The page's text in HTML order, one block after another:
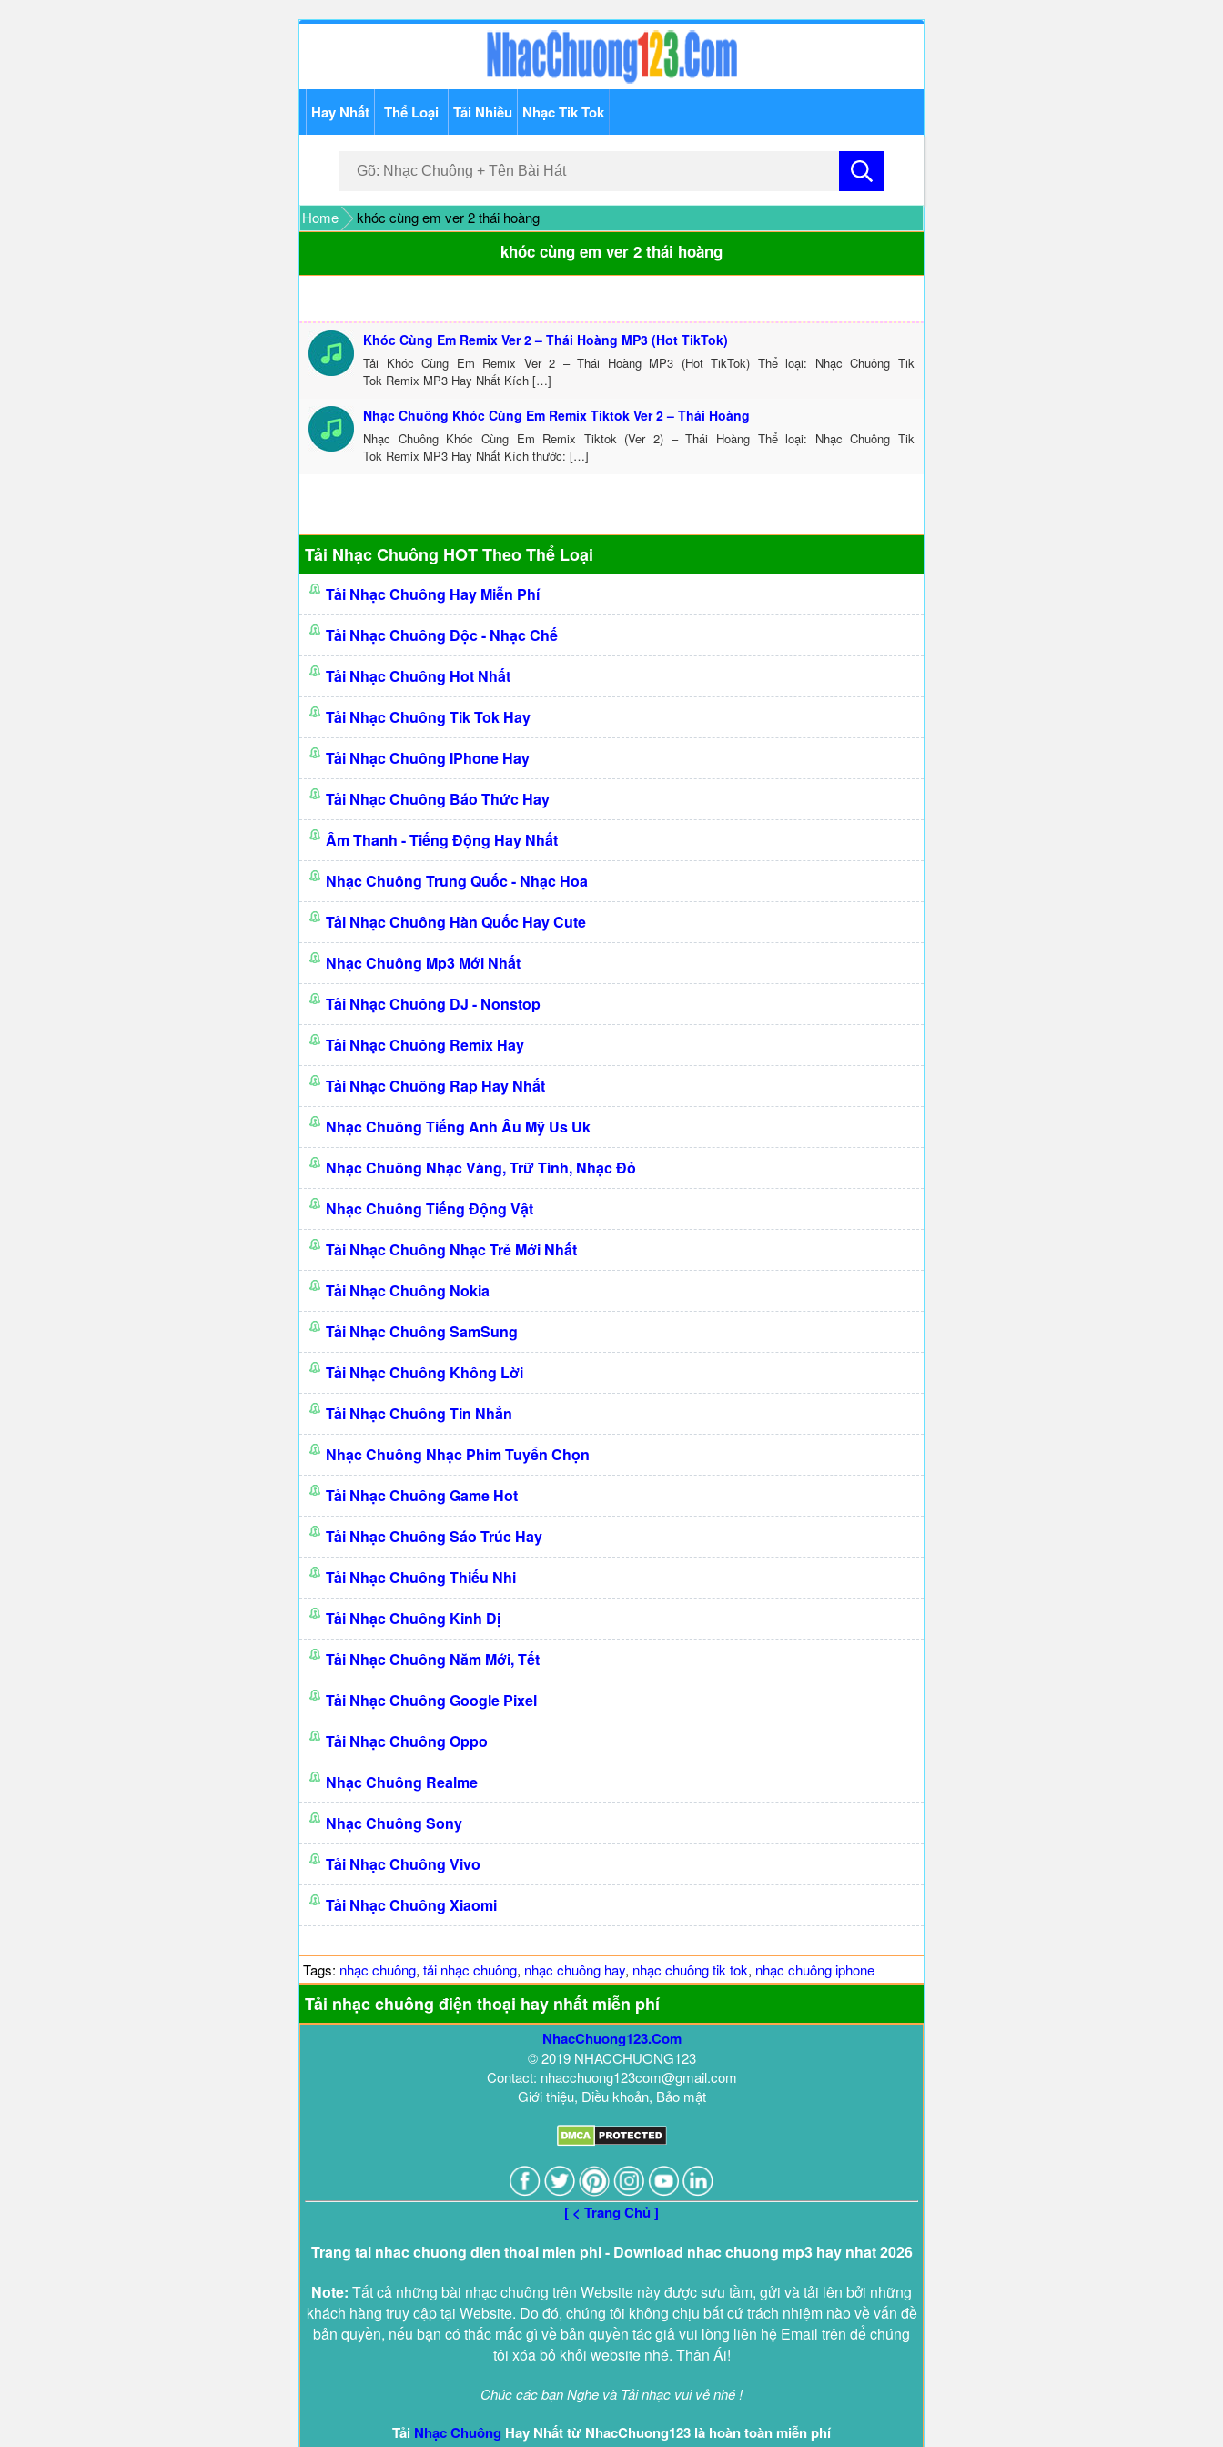
Hay Nhất Thể Loại Tải Nhiều Nhạc Tik Tok
Home khóc cùng em ver 2 thái hoàng
khóc cùng em ver 2 thái hoàng
Khóc Cùng Em Remix Ver 2 – Thái Hoàng MP3 (Hot TikTok)
Tải Khóc Cùng Em Remix Ver 2 – Thái Hoàng MP3 (Hot TikTok) Thể loại: Nhạc Chuông Tik
Tok Remix MP3 Hay Nhất Kích […]
Nhạc Chuông Khóc Cùng Em Remix Tiktok Ver 2 – Thái Hoàng
Nhạc Chuông Khóc Cùng Em Remix Tiktok (Ver 2) – Thái Hoàng Thể loại: Nhạc Chuông Tik
Tok Remix MP3 Hay Nhất Kích thước: […]
Tải Nhạc Chuông HOT Theo Thể Loại
Tải Nhạc Chuông Hay Miễn Phí
Tải Nhạc Chuông Độc - Nhạc Chế
Tải Nhạc Chuông Hot Nhất
Tải Nhạc Chuông Tik Tok Hay
Tải Nhạc Chuông IPhone Hay
Tải Nhạc Chuông Báo Thức Hay
Âm Thanh - Tiếng Động Hay Nhất
Nhạc Chuông Trung Quốc - Nhạc Hoa
Tải Nhạc Chuông Hàn Quốc Hay Cute
Nhạc Chuông Mp3 Mới Nhất
Tải Nhạc Chuông DJ - Nonstop
Tải Nhạc Chuông Remix Hay
Tải Nhạc Chuông Rap Hay Nhất
Nhạc Chuông Tiếng Anh Âu Mỹ Us Uk
Nhạc Chuông Nhạc Vàng, Trữ Tình, Nhạc Đỏ
Nhạc Chuông Tiếng Động Vật
Tải Nhạc Chuông Nhạc Trẻ Mới Nhất
Tải Nhạc Chuông Nokia
Tải Nhạc Chuông SamSung
Tải Nhạc Chuông Không Lời
Tải Nhạc Chuông Tin Nhắn
Nhạc Chuông Nhạc Phim Tuyển Chọn
Tải Nhạc Chuông Game Hot
Tải Nhạc Chuông Sáo Trúc Hay
Tải Nhạc Chuông Thiếu Nhi
Tải Nhạc Chuông Kinh Dị
Tải Nhạc Chuông Năm Mới, Tết
Tải Nhạc Chuông Google Pixel
Tải Nhạc Chuông Oppo
Nhạc Chuông Realme
Nhạc Chuông Sony
Tải Nhạc Chuông Vivo
Tải Nhạc Chuông Xiaomi
Tags: nhạc chuông, tải nhạc chuông, nhạc chuông hay, nhạc chuông tik tok, nhạc chuông iphone
Tải nhạc chuông điện thoại hay nhất miễn phí
NhacChuong123.Com
© 2019 NHACCHUONG123
Contact: nhacchuong123com@gmail.com
Giới thiệu, Điều khoản, Bảo mật
[ < Trang Chủ ]
Trang tai nhac chuong dien thoai mien phi - Download nhac chuong mp3 hay nhat 2026
Note: Tất cả những bài nhạc chuông trên Website này được sưu tầm, gửi và tải lên bởi những
khách hàng truy cập tại Website. Do đó, chúng tôi không chịu bất cứ trách nhiệm nào về vấn đề
bản quyền, nếu bạn có thắc mắc gì về bản quyền tác giả vui lòng liên hệ Email trên để chúng
tôi xóa bỏ khỏi website nhé. Thân Ái!
Chúc các bạn Nghe và Tải nhạc vui vẻ nhé !
Tải Nhạc Chuông Hay Nhất từ NhacChuong123 là hoàn toàn miễn phí